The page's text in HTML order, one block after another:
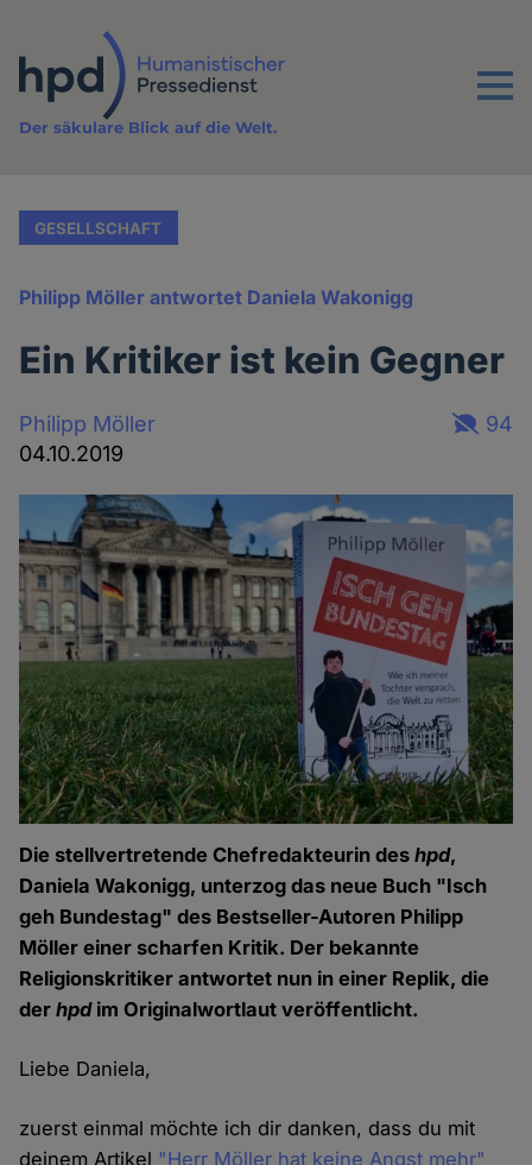
Inhalt
Menu
Der säkulare Blick auf die Welt.
GESELLSCHAFT
Philipp Möller antwortet Daniela Wakonigg
Ein Kritiker ist kein Gegner
Philipp Möller
04.10.2019
94
Die stellvertretende Chefredakteurin deshpd,
Daniela Wakonigg, unterzog das neue Buch "Isch
geh Bundestag" des Bestseller-Autoren Philipp
Möller einer scharfen Kritik. Der bekannte
Religionskritiker antwortet nun in einer Replik, die
derhpdim Originalwortlaut veröffentlicht.
Liebe Daniela,
zuerst einmal möchte ich dir danken, dass du mit
deinem Artikel "Herr Möller hat keine Angst mehr"